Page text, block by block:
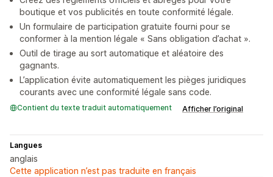
boutique et vos publicités en toute conformité légale.
Un formulaire de participation gratuite fourni pour se
conformer à la mention légale « Sans obligation d’achat ».
Outil de tirage au sort automatique et aléatoire des
gagnants.
L’application évite automatiquement les pièges juridiques
courants avec une conformité légale sans code.
Contient du texte traduit automatiquement Afficher l’original
Langues
anglais
Cette application n’est pas traduite en français